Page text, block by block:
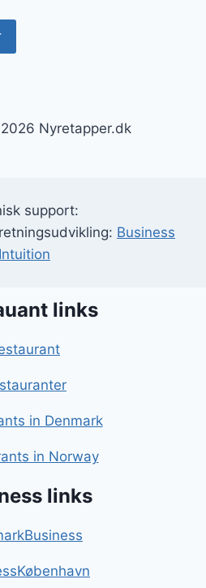
Nyretapper.dk
support:
Business
Intuition
links
in Denmark
in Norway
links